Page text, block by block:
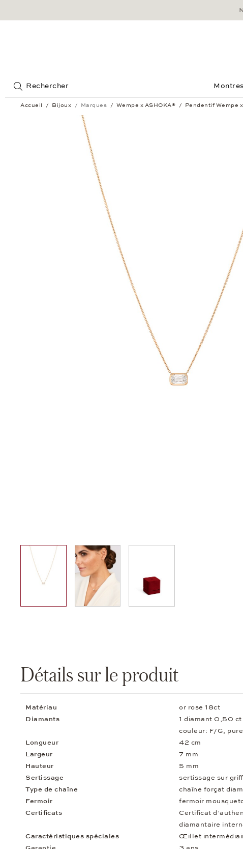
Rechercher Montres
Accueil Bijoux Marques Wempe x ASHOKA® Pendentif Wempe
Pendentif Wempe x ASHOKA®
01 02 03
Détails sur le produit
Matériau
or rose 18ct
Diamants
1 diamant 0,50 ct
couleur: F/G,
Longueur
42 cm
Largeur
7 mm
Hauteur
5 mm
Sertissage
sertissage sur
Type de chaîne
chaîne forçat
Fermoir
fermoir
Certificats
Certificat
diamantaire
Caractéristiques spéciales
Œillet